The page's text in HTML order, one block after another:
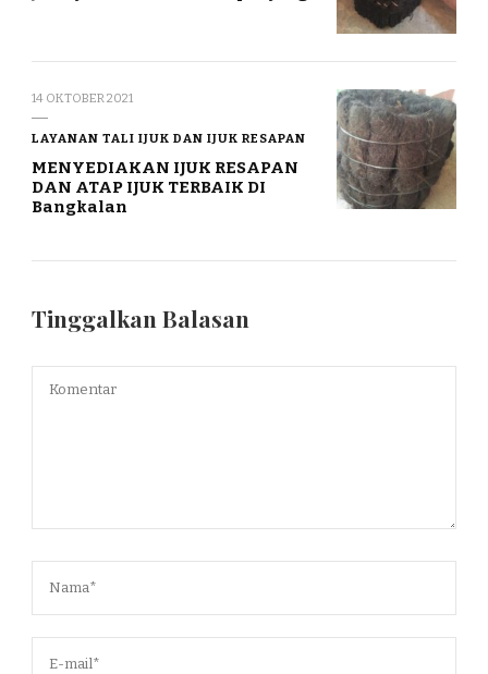
14 OKTOBER 2021
LAYANAN TALI IJUK DAN IJUK RESAPAN
MENYEDIAKAN IJUK RESAPAN
DAN ATAP IJUK TERBAIK DI
Bangkalan
Tinggalkan Balasan